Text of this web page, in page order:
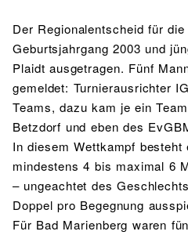
Der Regionalentscheid für
Geburtsjahrgang 2003 und
Plaidt ausgetragen. Fünf
gemeldet: Turnierausrichter
Teams, dazu kam je ein
Betzdorf und eben des
In diesem Wettkampf besteht
mindestens 4 bis maximal 6
– ungeachtet des
Doppel pro Begegnung
Für Bad Marienberg waren